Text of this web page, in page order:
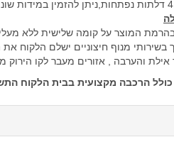
המוצר על קומה שלישית ללא מעלית
בשירותי מנוף חיצוניים ישלם הלקוח
אילת והערבה , אזורים מעבר לקו הירוק
הרכבה מקצועית בבית הלקוח